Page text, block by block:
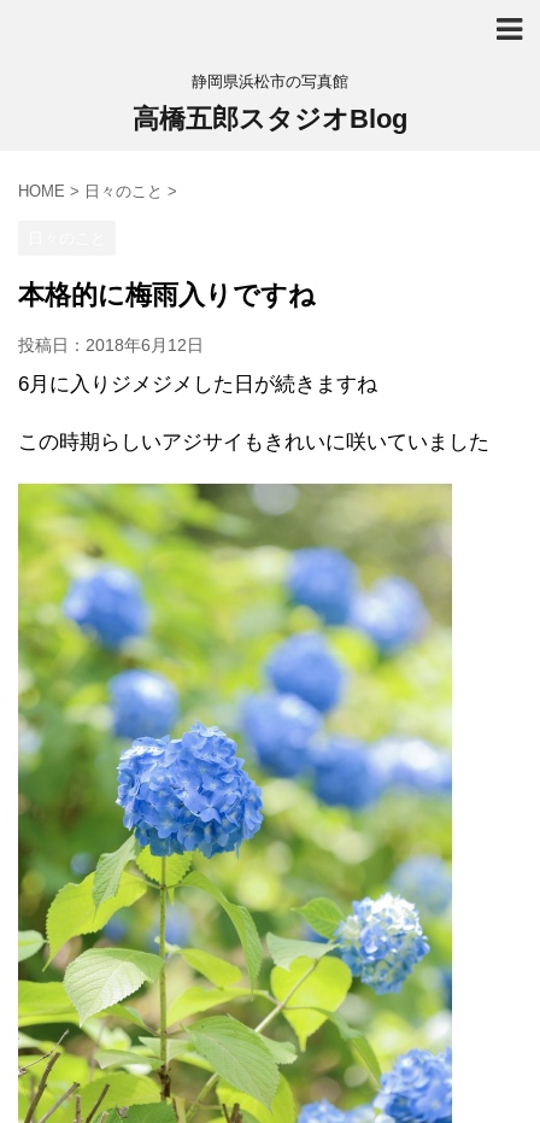
静岡県浜松市の写真館
高橋五郎スタジオBlog
HOME > 日々のこと >
本格的に梅雨入りですね
投稿日： 2018年6月12日
6月に入りジメジメした日が続きますね
この時期らしいアジサイもきれいに咲いていました